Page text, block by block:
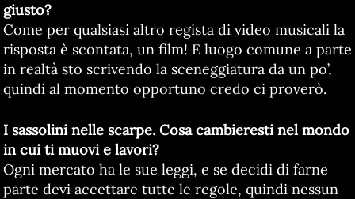
giusto?
Come per qualsiasi altro regista di video musicali la
risposta è scontata, un film! E luogo comune a parte
in realtà sto scrivendo la sceneggiatura da un po’,
quindi al momento opportuno credo ci proverò.
I sassolini nelle scarpe. Cosa cambieresti nel mondo
in cui ti muovi e lavori?
Ogni mercato ha le sue leggi, e se decidi di farne
parte devi accettare tutte le regole, quindi nessun